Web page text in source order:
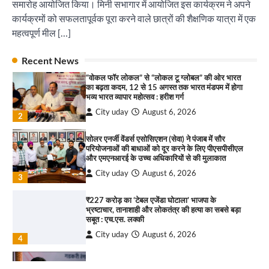
समारोह आयोजित किया। मिनी सभागार में आयोजित इस कार्यक्रम ने अपने
कार्यक्रमों को सफलतापूर्वक पूरा करने वाले छात्रों की शैक्षणिक यात्रा में एक
महत्वपूर्ण मील […]
Recent News
इंडियन नेशनल थियेटर द्वारा 9 अगस्त को होगा ‘वर्षा ऋतु
2
“वोकल फॉर लोकल” से “लोकल टू ग्लोबल” की ओर भारत
का बढ़ता कदम, 12 से 15 अगस्त तक भारत मंडपम में होगा
भव्य भारत व्यापार महोत्सव : हरीश गर्ग
City uday August 6, 2026
3
सोलर एनर्जी वेंडर्स एसोसिएशन (सेवा) ने पंजाब में सौर
परियोजनाओं की बाधाओं को दूर करने के लिए पीएसपीसीएल
और एमएनआरई के उच्च अधिकारियों से की मुलाकात
City uday August 6, 2026
4
₹227 करोड़ का ‘टेबल एजेंडा घोटाला’ भाजपा के
भ्रष्टाचार, तानाशाही और लोकतंत्र की हत्या का सबसे बड़ा
सबूत : एच.एस. लक्की
City uday August 6, 2026
2
पारस हेल्थ पंचकूला ने ‘तिरंगा यात्रा 2025’ का हरियाणा से
आयाम
City uday August 13, 2025
3
सरकारी आदर्श उच्च विद्यालय, सैक्टर 34-सी, चण्डीगढ़ में
कार्यक्रम आयोजित
City uday August 6, 2025
राहुल गाँधी ने खाई है वैश्विक मंच पर भारत को कमजोर करने
की कसम: देवशाली
City uday August 6, 2025